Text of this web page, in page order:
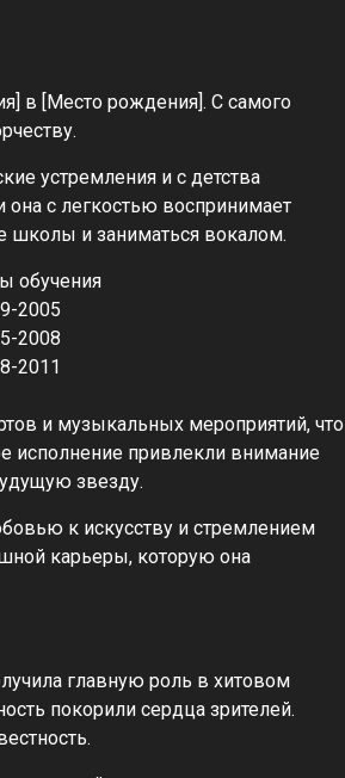
в [Место рождения]. С самого
устремления и с детства
она с легкостью воспринимает
школы и заниматься вокалом.
обучения
2005
2008
2011
и музыкальных мероприятий, что
исполнение привлекли внимание
звезду.
к искусству и стремлением
карьеры, которую она
главную роль в хитовом
покорили сердца зрителей.